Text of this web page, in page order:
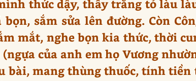
thức dậy, thấy trăng tỏ làu
sắm sửa lên đường. Còn
mắt, nghe bọn kia thức, thời
của anh em họ Vương
bài, mang thùng thuốc, tính tiền